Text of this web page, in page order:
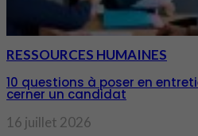
RESSOURCES HUMAINES
10 questions à poser en
cerner un candidat
16 juillet 2026